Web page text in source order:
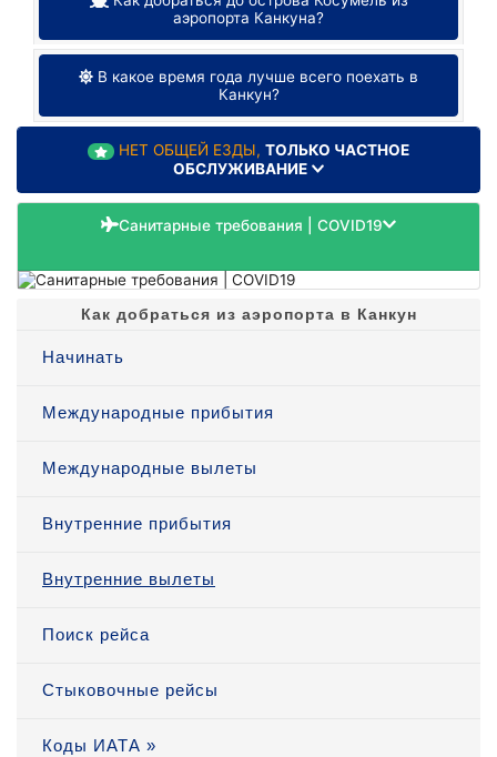
аэропорта Канкуна?
Канкун?
НЕТ ОБЩЕЙ ЕЗДЫ, ТОЛЬКО ЧАСТНОЕ
ОБСЛУЖИВАНИЕ
Санитарные требования | COVID19
Как добраться из аэропорта в Канкун
Начинать
Международные прибытия
Международные вылеты
Внутренние прибытия
Внутренние вылеты
Поиск рейса
Стыковочные рейсы
Коды ИАТА »